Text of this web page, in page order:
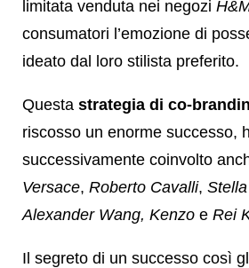
limitata venduta nei negozi
consumatori l’emozione di
ideato dal loro stilista preferito.
Questa strategia di co-
riscosso un enorme successo,
successivamente coinvolto
Versace, Roberto Cavalli,
Alexander Wang, Kenzo e Rei
Il segreto di un successo così